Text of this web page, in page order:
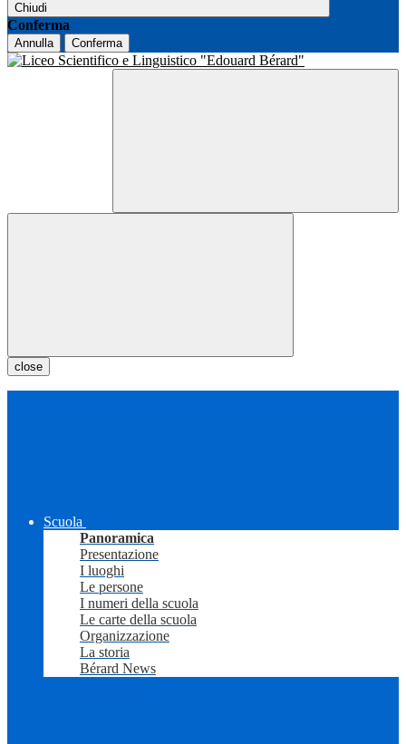
Chiudi
Conferma
Annulla Conferma
close
Scuola
Panoramica
Presentazione
I luoghi
Le persone
I numeri della scuola
Le carte della scuola
Organizzazione
La storia
Bérard News